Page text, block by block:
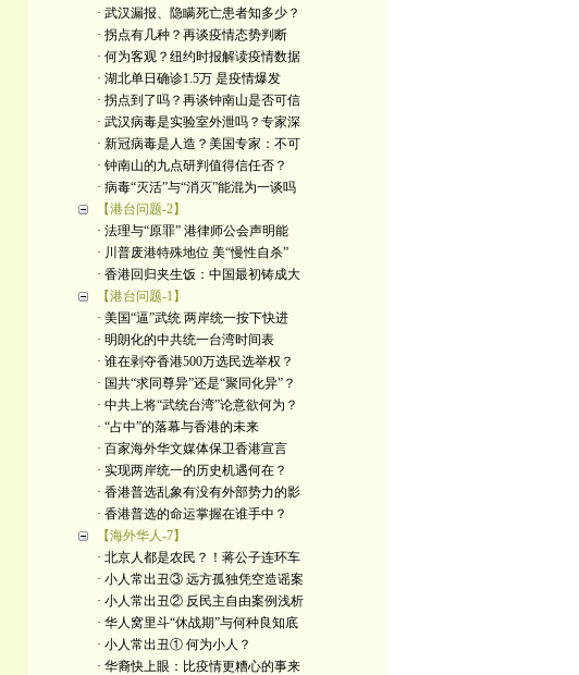
· 武汉漏报、隐瞒死亡患者知多少？
· 拐点有几种？再谈疫情态势判断
· 何为客观？纽约时报解读疫情数据
· 湖北单日确诊1.5万 是疫情爆发
· 拐点到了吗？再谈钟南山是否可信
· 武汉病毒是实验室外泄吗？专家深
· 新冠病毒是人造？美国专家：不可
· 钟南山的九点研判值得信任否？
· 病毒“灭活”与“消灭”能混为一谈吗
【港台问题-2】
· 法理与“原罪” 港律师公会声明能
· 川普废港特殊地位 美“慢性自杀”
· 香港回归夹生饭：中国最初铸成大
【港台问题-1】
· 美国“逼”武统 两岸统一按下快进
· 明朗化的中共统一台湾时间表
· 谁在剥夺香港500万选民选举权？
· 国共“求同尊异”还是“聚同化异”？
· 中共上将“武统台湾”论意欲何为？
· “占中”的落幕与香港的未来
· 百家海外华文媒体保卫香港宣言
· 实现两岸统一的历史机遇何在？
· 香港普选乱象有没有外部势力的影
· 香港普选的命运掌握在谁手中？
【海外华人-7】
· 北京人都是农民？！蒋公子连环车
· 小人常出丑③ 远方孤独凭空造谣案
· 小人常出丑② 反民主自由案例浅析
· 华人窝里斗“休战期”与何种良知底
· 小人常出丑① 何为小人？
· 华裔快上眼：比疫情更糟心的事来